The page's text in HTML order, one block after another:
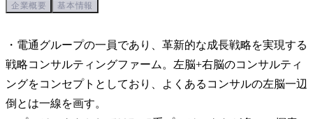
企業概要 基本情報
・電通グループの一員であり、革新的な成長戦略を実現する
戦略コンサルティングファーム。左脳+右脳のコンサルティ
ングをコンセプトとしており、よくあるコンサルの左脳一辺
倒とは一線を画す。